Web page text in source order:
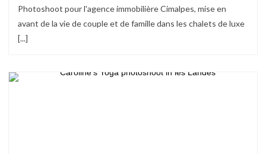
Photoshoot pour l'agence immobilière Cimalpes, mise en
avant de la vie de couple et de famille dans les chalets de luxe
[...]